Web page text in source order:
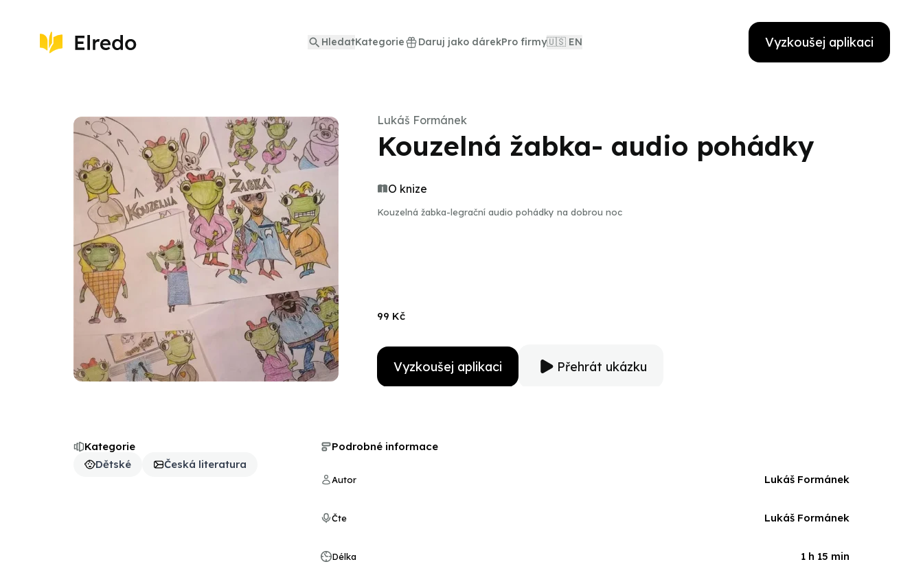
HledatKategorie Daruj jako dárekPro firmy🇺🇸 EN Vyzkoušej aplikaci
Lukáš Formánek
Kouzelná žabka- audio pohádky
O knize
Kouzelná žabka-legrační audio pohádky na dobrou noc
99 Kč
Vyzkoušej aplikaci Přehrát ukázku
Kategorie
Dětské
Česká literatura
Podrobné informace
Autor Lukáš Formánek
Čte Lukáš Formánek
Délka 1 h 15 min